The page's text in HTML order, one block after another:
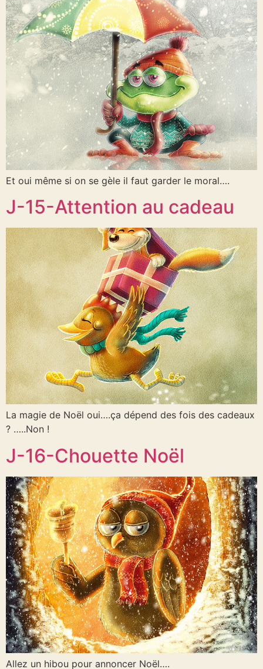
Et oui même si on se gèle il faut garder le moral….
J-15-Attention au cadeau
La magie de Noël oui….ça dépend des fois des cadeaux
? …..Non !
J-16-Chouette Noël
Allez un hibou pour annoncer Noël….